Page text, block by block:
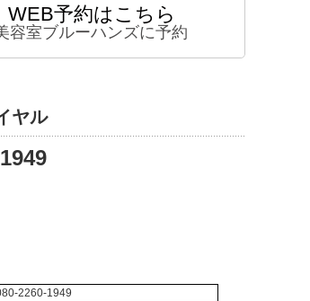
WEB予約はこちら
容室ブルーハンズに予約
ヤル
2260-1949